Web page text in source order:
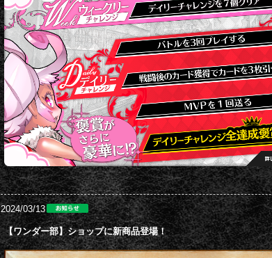
2024/03/13
【ワンダー部】ショップに新商品登場！